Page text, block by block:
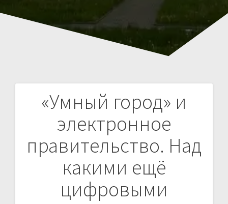
«Умный город» и
электронное
правительство. Над
какими ещё
цифровыми
Навигация
записям